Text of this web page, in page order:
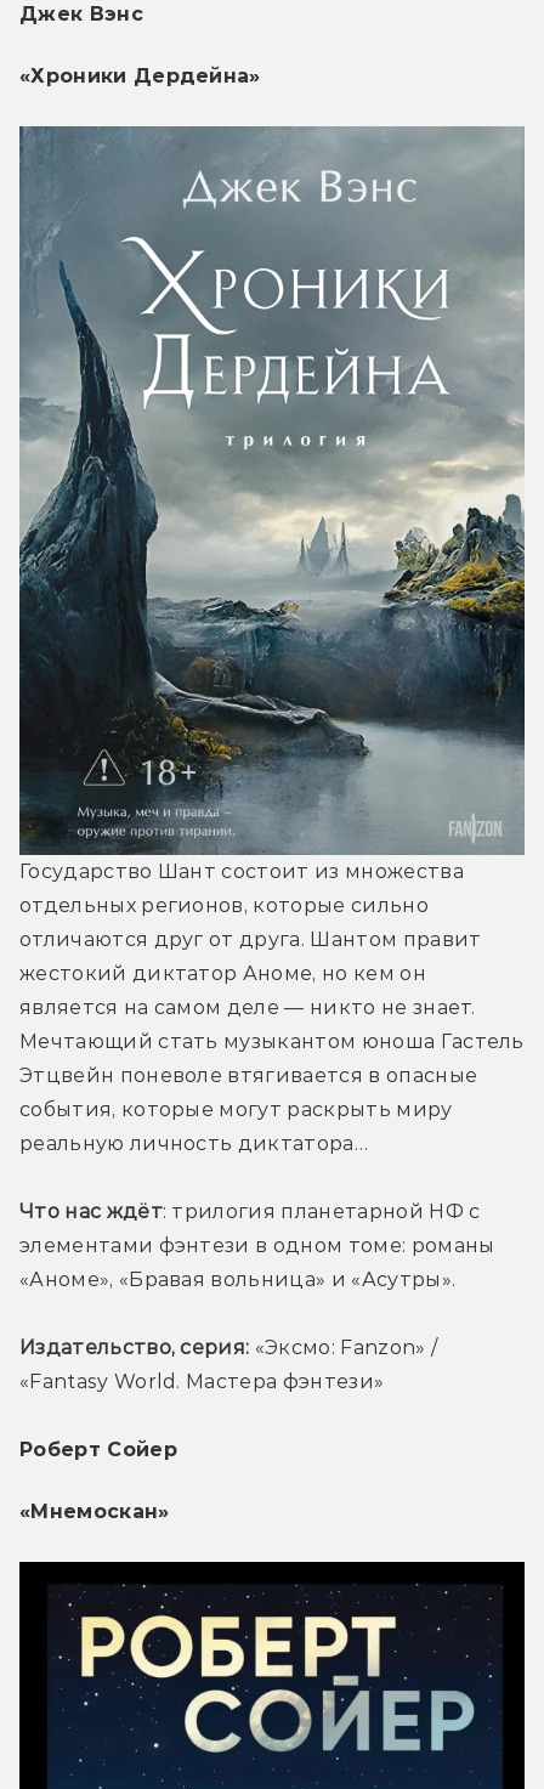
Джек Вэнс
«Хроники Дердейна»
Государство Шант состоит из множества
отдельных регионов, которые сильно
отличаются друг от друга. Шантом правит
жестокий диктатор Аноме, но кем он
является на самом деле — никто не знает.
Мечтающий стать музыкантом юноша Гастель
Этцвейн поневоле втягивается в опасные
события, которые могут раскрыть миру
реальную личность диктатора…
Что нас ждёт: трилогия планетарной НФ с
элементами фэнтези в одном томе: романы
«Аноме», «Бравая вольница» и «Асутры».
Издательство, серия: «Эксмо: Fanzon» /
«Fantasy World. Мастера фэнтези»
Роберт Сойер
«Мнемоскан»